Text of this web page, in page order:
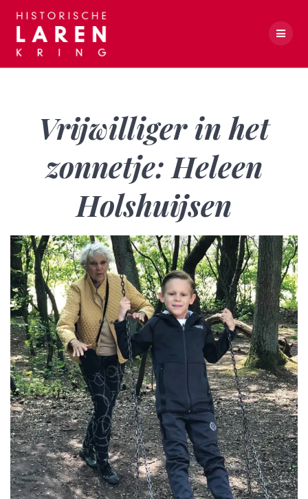
Vrijwilliger in het
zonnetje: Heleen
Holshuijsen